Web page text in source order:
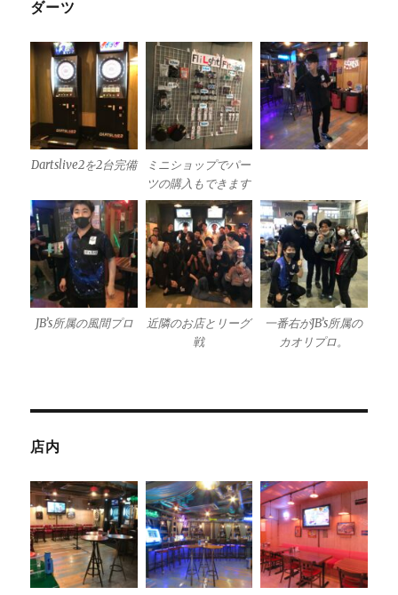
ダーツ
Dartslive2を2台完備
ミニショップでパー
ツの購入もできます
JB’s所属の風間プロ
近隣のお店とリーグ
戦
一番右がJB’s所属の
カオリプロ。
店内